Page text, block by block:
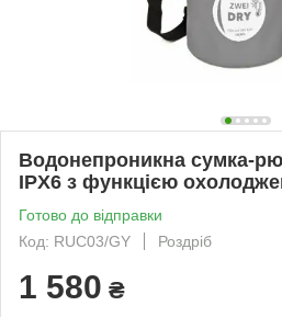
Водонепроникна сумка-
IPX6 з функцією
Готово до відправки
Код: RUC03/GY
Роздріб
1 580 ₴